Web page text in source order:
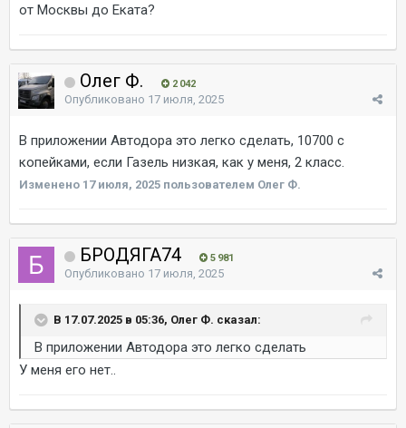
от Москвы до Еката?
Олег Ф. 2 042
Опубликовано 17 июля, 2025
В приложении Автодора это легко сделать, 10700 с
копейками, если Газель низкая, как у меня, 2 класс.
Изменено 17 июля, 2025 пользователем Олег Ф.
БРОДЯГА74 5 981
Опубликовано 17 июля, 2025
В 17.07.2025 в 05:36, Олег Ф. сказал:
В приложении Автодора это легко сделать
У меня его нет..